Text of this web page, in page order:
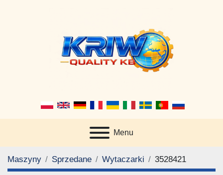
Menu
Maszyny Sprzedane Wytaczarki 3528421